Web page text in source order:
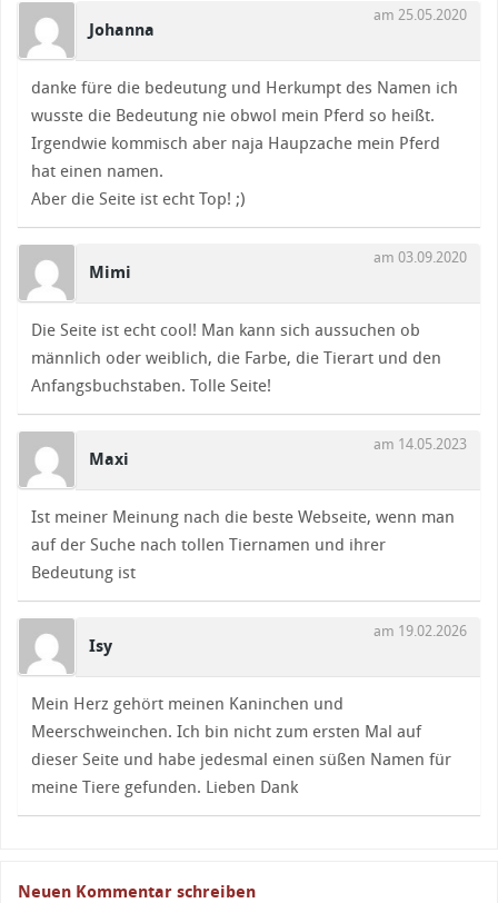
Johanna
am 25.05.2020
danke füre die bedeutung und Herkumpt des Namen ich
wusste die Bedeutung nie obwol mein Pferd so heißt.
Irgendwie kommisch aber naja Haupzache mein Pferd
hat einen namen.
Aber die Seite ist echt Top! ;)
Mimi
am 03.09.2020
Die Seite ist echt cool! Man kann sich aussuchen ob
männlich oder weiblich, die Farbe, die Tierart und den
Anfangsbuchstaben. Tolle Seite!
Maxi
am 14.05.2023
Ist meiner Meinung nach die beste Webseite, wenn man
auf der Suche nach tollen Tiernamen und ihrer
Bedeutung ist
Isy
am 19.02.2026
Mein Herz gehört meinen Kaninchen und
Meerschweinchen. Ich bin nicht zum ersten Mal auf
dieser Seite und habe jedesmal einen süßen Namen für
meine Tiere gefunden. Lieben Dank
Neuen Kommentar schreiben